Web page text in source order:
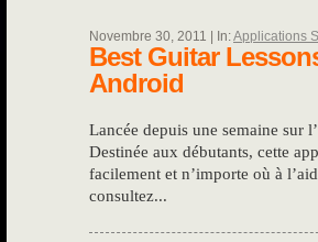
Novembre 30, 2011 | In:Applications
Best Guitar
Android
Lancée depuis une semaine sur
Destinée aux débutants, cette
facilement et n’importe où à
consultez...